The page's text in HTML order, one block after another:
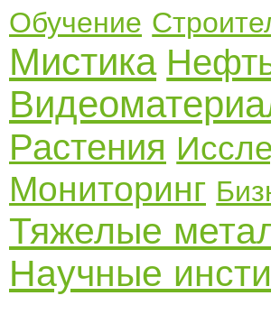
Обучение
Мистика
Растения
Мониторинг
Тяжелые
Научные